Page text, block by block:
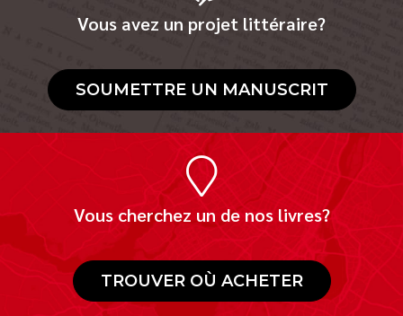
Vous avez un projet littéraire?
SOUMETTRE UN MANUSCRIT
Vous cherchez un de nos livres?
TROUVER OÙ ACHETER